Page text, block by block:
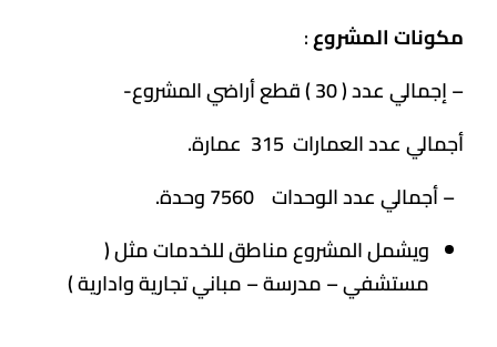
مكونات المشروع:
– إجمالي عدد ( 30 ) قطع أراضي المشروع-
أجمالي عدد العمارات 315 عمارة.
– أجمالي عدد الوحدات 7560 وحدة.
ويشمل المشروع مناطق للخدمات مثل (
مستشفي – مدرسة – مباني تجارية وادارية )